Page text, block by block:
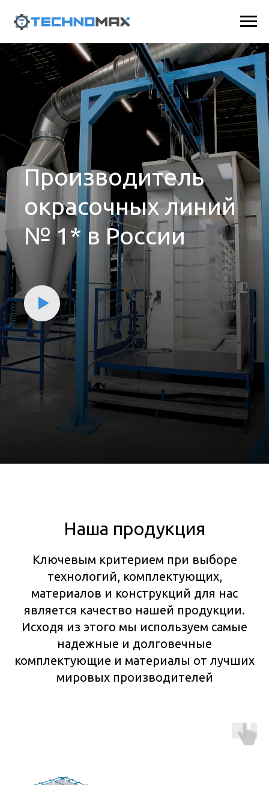
Производитель
окрасочных линий
№ 1* в России
Наша продукция
Ключевым критерием при выборе
технологий, комплектующих,
материалов и конструкций для нас
является качество нашей продукции.
Исходя из этого мы используем самые
надежные и долговечные
комплектующие и материалы от лучших
мировых производителей